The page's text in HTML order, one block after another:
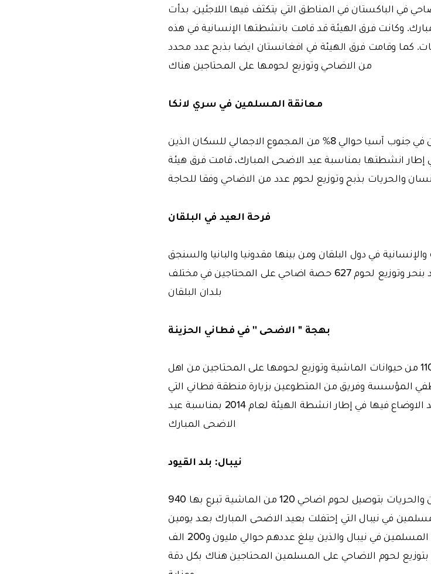
في الباكستان في المناطق التي يتكثف فيها اللاجئين. بدأت
وكانت فرق الهيئة قد قامت بانشطتها الإنسانية في هذه
كما وقامت فرق الهيئة في افغانستان ايضا بذبح عدد محدد
من الاضاحي وتوزيع لحومها على المحتاجين هناك
معانقة المسلمين في سري لانكا
يمثل المسلمون في سري لانكا أفقر البلدان في جنوب آسيا حوالي 8% من المجموع الاجمالي للسكان الذين
إطار انشطتها بمناسبة عيد الاضحى المبارك، قامت فرق هيئة
والحريات بذبح وتوزيع لحوم عدد من الاضاحي وفقا للحاجة
فرحة العيد في البلقان
في دول البلقان ومن بينها مقدونيا والبانيا والسنجق
وكوسوفو حيث قامت الفرق في هذا العيد بنحر وتوزيع لحوم 627 حصة اضاحي على المحتاجين في مختلف
بلدان البلقان
بهجة '' الاضحى '' في فطاني الحزينة
قامت فرق الهيئة في منطقة فطاني بذبح 110 من حيوانات الماشية وتوزيع لحومها على المحتاجين من اهل
المؤسسة وفريق من المتطوعين بزيارة منطقة فطاني التي
يعيش فيها المسلمين الملاوي وتفقد الاوضاع فيها في إطار انشطة الهيئة لعام 2014 بمناسبة عيد
الاضحى المبارك
نيبال: بلد القيود
قامت هيئة الإغاثة الإنسانية وحقوق الإنسان والحريات بتوصيل لحوم اضاحي 120 من الماشية تبرع بها 940
في نيبال التي إحتفلت بعيد الاضحى المبارك بعد يومين
من تركيا. يعيش ما يقرب من 95% من المسلمين في نيبال والذين يبلغ عددهم حوالي مليون و200 الف
بتوزيع لحوم الاضاحي على المسلمين المحتاجين هناك بكل دقة